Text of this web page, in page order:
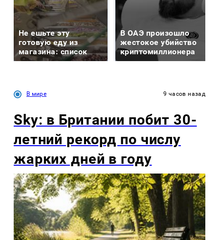
Не ешьте эту
готовую еду из
магазина: список
В ОАЭ произошло
жестокое убийство
криптомиллионера
В мире 9 часов назад
Sky: в Британии побит 30-
летний рекорд по числу
жарких дней в году